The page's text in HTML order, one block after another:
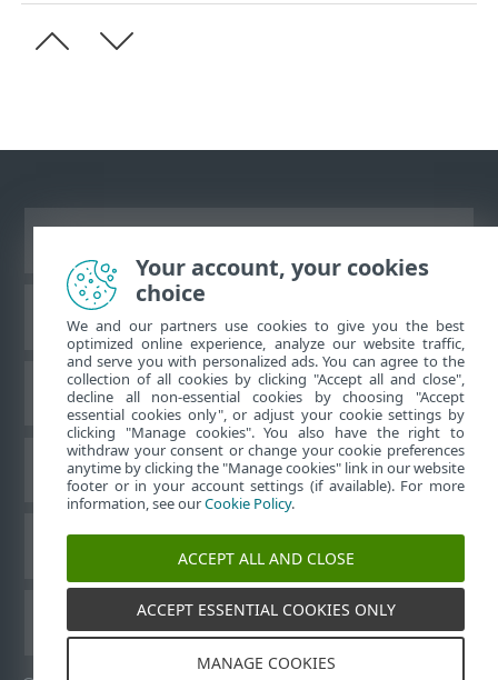
ESET-tietämyskanta
ESET-foorumi
Alueellinen tuki
ESET-käyttöoppaat
Your account, your cookies
choice
We and our partners use cookies to give you the best
optimized online experience, analyze our website traffic,
and serve you with personalized ads. You can agree to the
collection of all cookies by clicking "Accept all and close",
decline all non-essential cookies by choosing "Accept
essential cookies only", or adjust your cookie settings by
clicking "Manage cookies". You also have the right to
withdraw your consent or change your cookie preferences
anytime by clicking the "Manage cookies" link in our website
footer or in your account settings (if available). For more
information, see ourCookie Policy.
ACCEPT ALL AND CLOSE
ACCEPT ESSENTIAL COOKIES ONLY
MANAGE COOKIES